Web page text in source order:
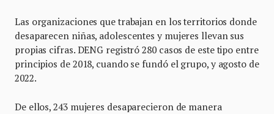
Las organizaciones que trabajan en los territorios donde
desaparecen niñas, adolescentes y mujeres llevan sus
propias cifras. DENG registró 280 casos de este tipo entre
principios de 2018, cuando se fundó el grupo, y agosto de
2022.
De ellos, 243 mujeres desaparecieron de manera